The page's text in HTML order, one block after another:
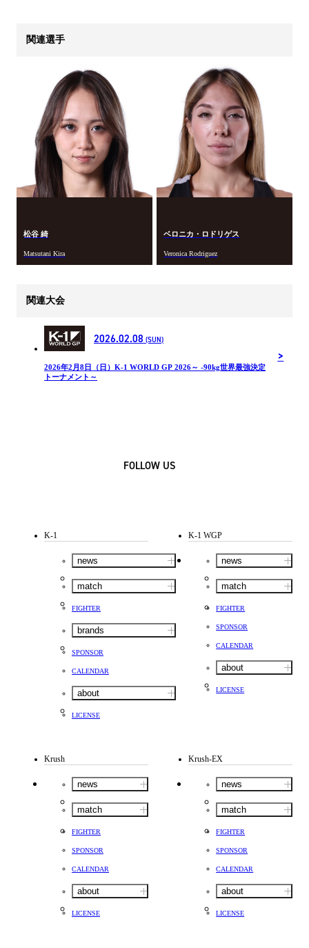
関連選手
松谷 綺
Matsutani Kira
ベロニカ・ロドリゲス
Veronica Rodriguez
関連大会
2026.02.08 (SUN)
2026年2月8日（日）K-1 WORLD GP 2026～ -90kg世界最強決定
トーナメント～
FOLLOW US
K-1
news
match
FIGHTER
brands
SPONSOR
CALENDAR
about
LICENSE
K-1 WGP
news
match
FIGHTER
SPONSOR
CALENDAR
about
LICENSE
Krush
news
match
FIGHTER
SPONSOR
CALENDAR
about
LICENSE
Krush-EX
news
match
FIGHTER
SPONSOR
CALENDAR
about
LICENSE